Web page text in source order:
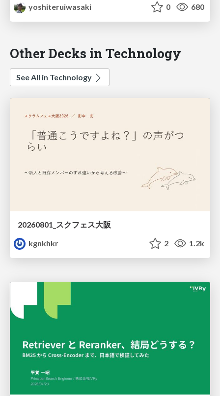
yoshiteruiwasaki
0 680
Other Decks in Technology
See All in Technology
20260801_スクフェス大阪
kgnkhkr
2 1.2k